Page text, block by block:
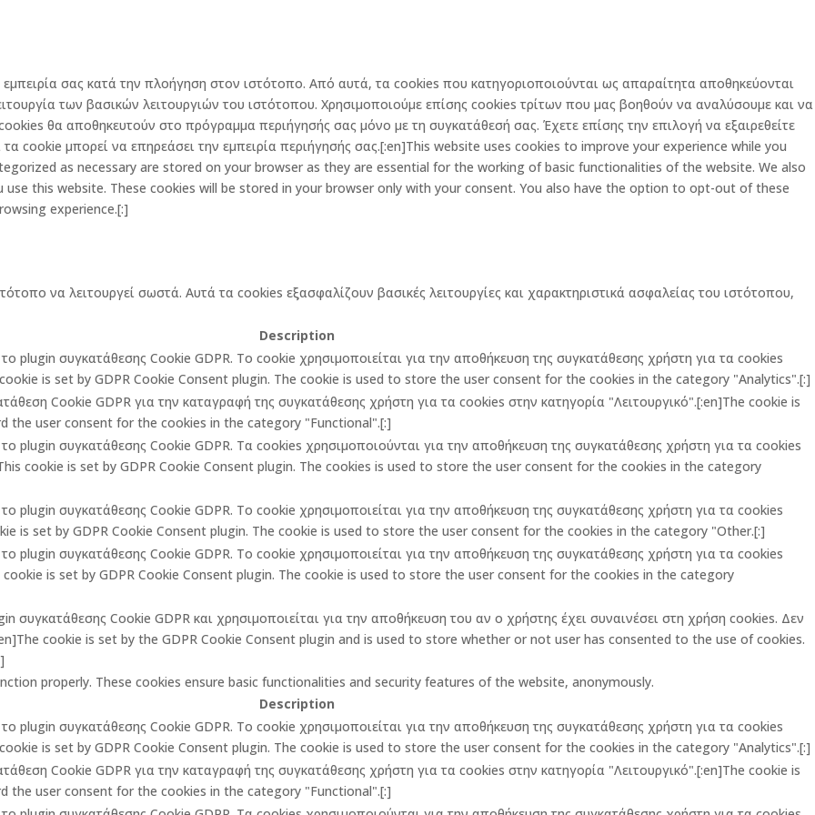
σας κατά την πλοήγηση στον ιστότοπο. Από αυτά, τα cookies που κατηγοριοποιούνται ως απαραίτητα αποθηκεύονται
των βασικών λειτουργιών του ιστότοπου. Χρησιμοποιούμε επίσης cookies τρίτων που μας βοηθούν να αναλύσουμε και να
θα αποθηκευτούν στο πρόγραμμα περιήγησής σας μόνο με τη συγκατάθεσή σας. Έχετε επίσης την επιλογή να εξαιρεθείτε
cookie μπορεί να επηρεάσει την εμπειρία περιήγησής σας.[:en]This website uses cookies to improve your experience while you
as necessary are stored on your browser as they are essential for the working of basic functionalities of the website. We also
this website. These cookies will be stored in your browser only with your consent. You also have the option to opt-out of these
experience.[:]
να λειτουργεί σωστά. Αυτά τα cookies εξασφαλίζουν βασικές λειτουργίες και χαρακτηριστικά ασφαλείας του ιστότοπου,
Description
plugin συγκατάθεσης Cookie GDPR. Το cookie χρησιμοποιείται για την αποθήκευση της συγκατάθεσης χρήστη για τα cookies
is set by GDPR Cookie Consent plugin. The cookie is used to store the user consent for the cookies in the category "Analytics".[:]
Cookie GDPR για την καταγραφή της συγκατάθεσης χρήστη για τα cookies στην κατηγορία "Λειτουργικό".[:en]The cookie is
the user consent for the cookies in the category "Functional".[:]
plugin συγκατάθεσης Cookie GDPR. Τα cookies χρησιμοποιούνται για την αποθήκευση της συγκατάθεσης χρήστη για τα cookies
cookie is set by GDPR Cookie Consent plugin. The cookies is used to store the user consent for the cookies in the category
plugin συγκατάθεσης Cookie GDPR. Το cookie χρησιμοποιείται για την αποθήκευση της συγκατάθεσης χρήστη για τα cookies
is set by GDPR Cookie Consent plugin. The cookie is used to store the user consent for the cookies in the category "Other.[:]
plugin συγκατάθεσης Cookie GDPR. Το cookie χρησιμοποιείται για την αποθήκευση της συγκατάθεσης χρήστη για τα cookies
is set by GDPR Cookie Consent plugin. The cookie is used to store the user consent for the cookies in the category
συγκατάθεσης Cookie GDPR και χρησιμοποιείται για την αποθήκευση του αν ο χρήστης έχει συναινέσει στη χρήση cookies. Δεν
cookie is set by the GDPR Cookie Consent plugin and is used to store whether or not user has consented to the use of cookies.
properly. These cookies ensure basic functionalities and security features of the website, anonymously.
Description
plugin συγκατάθεσης Cookie GDPR. Το cookie χρησιμοποιείται για την αποθήκευση της συγκατάθεσης χρήστη για τα cookies
is set by GDPR Cookie Consent plugin. The cookie is used to store the user consent for the cookies in the category "Analytics".[:]
Cookie GDPR για την καταγραφή της συγκατάθεσης χρήστη για τα cookies στην κατηγορία "Λειτουργικό".[:en]The cookie is
the user consent for the cookies in the category "Functional".[:]